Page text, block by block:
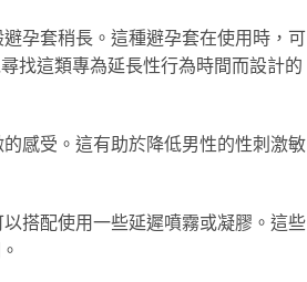
孕套稍長。這種避孕套在使用時，可
找這類專為延長性行為時間而設計的
感受。這有助於降低男性的性刺激敏
搭配使用一些延遲噴霧或凝膠。這些